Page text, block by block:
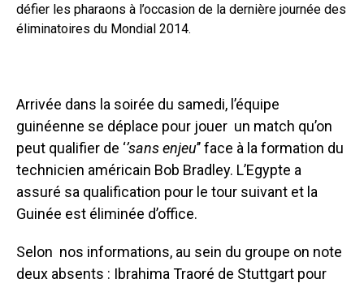
défier les pharaons à l’occasion de la dernière journée des
éliminatoires du Mondial 2014.
Arrivée dans la soirée du samedi, l’équipe
guinéenne se déplace pour jouer un match qu’on
peut qualifier de ‘’sans enjeu’’ face à la formation du
technicien américain Bob Bradley. L’Egypte a
assuré sa qualification pour le tour suivant et la
Guinée est éliminée d’office.
Selon nos informations, au sein du groupe on note
deux absents : Ibrahima Traoré de Stuttgart pour